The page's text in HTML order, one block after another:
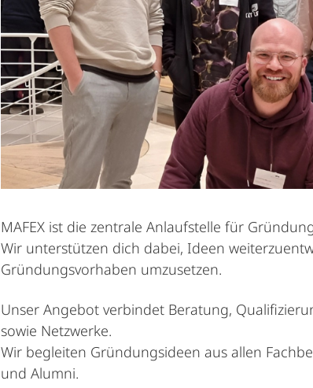
MAFEX ist die zentrale Anlaufstelle für
Wir unterstützen dich dabei, Ideen
Gründungsvorhaben umzusetzen.
Unser Angebot verbindet Beratung,
sowie Netzwerke.
Wir begleiten Gründungsideen aus allen
und Alumni.